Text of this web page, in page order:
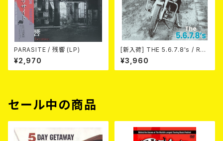
PARASITE / 残響 (LP)
¥2,970
[新入荷] THE 5.6.7.8's / Run
Run Run(LTD.500 2nd PRE
SS) (LP)
¥3,960
セール中の商品